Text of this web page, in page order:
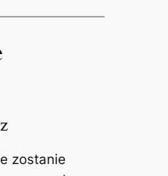
zostanie